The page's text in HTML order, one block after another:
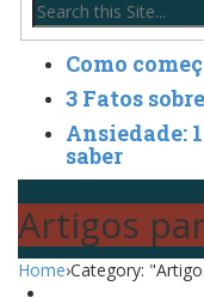
Como
3 Fatos
Ansiedade:
saber
Artigos
Home›Category: